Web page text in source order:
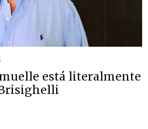
está literalmente